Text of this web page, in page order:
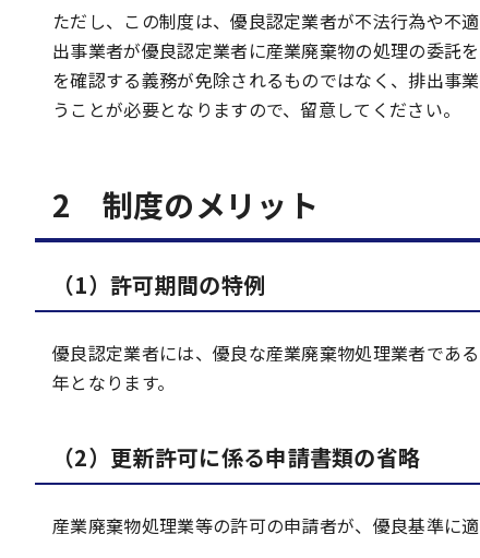
ただし、この制度は、優良認定業者が不法行為や不
出事業者が優良認定業者に産業廃棄物の処理の委託
を確認する義務が免除されるものではなく、排出事
うことが必要となりますので、留意してください。
2 制度のメリット
（1）許可期間の特例
優良認定業者には、優良な産業廃棄物処理業者であ
年となります。
（2）更新許可に係る申請書類の省略
産業廃棄物処理業等の許可の申請者が、優良基準に